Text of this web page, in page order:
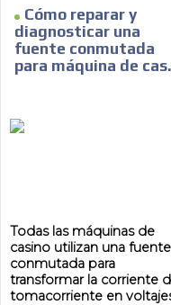
Cómo reparar y
diagnosticar una
fuente conmutada
para máquina de
Todas las máquinas de
casino utilizan una fuente
conmutada para
transformar la corriente
tomacorriente en